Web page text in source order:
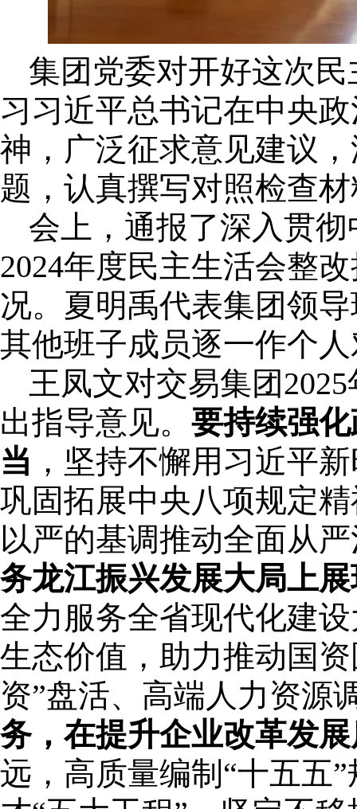
集团党委对开好这次
习习近平总书记在中央
神，广泛征求意见建议
题，认真撰写对照检查
会上，通报了深入贯
2024年度民主生活会整
况。夏明禹代表集团领
其他班子成员逐一作个
王凤文对交易集团
出指导意见。 要持续强
当 ，坚持不懈用习近平
巩固拓展中央八项规定
以严的基调推动全面从
务龙江振兴发展大局上
全力服务全省现代化建
生态价值，助力推动国
资”盘活、高端人力资源
务，在提升企业改革发
远，高质量编制“十五五